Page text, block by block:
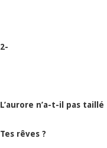
2-
L’aurore n’a-t-il pas taillé
Tes rêves ?